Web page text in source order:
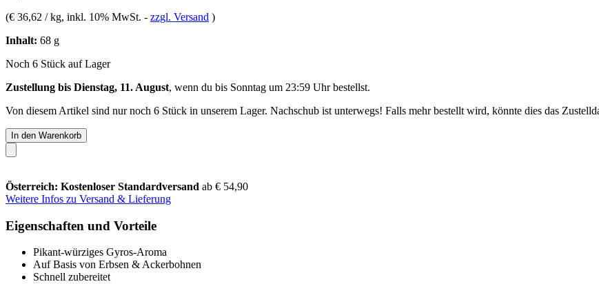
(€ 36,62 / kg, inkl. 10% MwSt. - zzgl. Versand )
Inhalt: 68 g
Noch 6 Stück auf Lager
Zustellung bis Dienstag, 11. August, wenn du bis Sonntag um 23:59 Uhrbestellst.
Von diesem Artikel sind nur noch 6 Stück in unserem Lager. Nachschub ist unterwegs! Falls mehr bestellt wird, könnte dies das
In den Warenkorb
Österreich: Kostenloser Standardversand ab € 54,90
Weitere Infos zu Versand & Lieferung
Eigenschaften und Vorteile
Pikant-würziges Gyros-Aroma
Auf Basis von Erbsen & Ackerbohnen
Schnell zubereitet